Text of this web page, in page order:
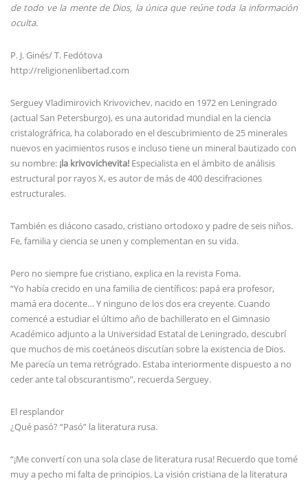
de todo ve la mente de Dios, la única que reúne toda la información
oculta.
P. J. Ginés/ T. Fedótova
http://religionenlibertad.com
Serguey Vladimirovich Krivovichev, nacido en 1972 en Leningrado
(actual San Petersburgo), es una autoridad mundial en la ciencia
cristalográfrica, ha colaborado en el descubrimiento de 25 minerales
nuevos en yacimientos rusos e incluso tiene un mineral bautizado con
su nombre: ¡la krivovichevita! Especialista en el ámbito de análisis
estructural por rayos X, es autor de más de 400 descifraciones
estructurales.
También es diácono casado, cristiano ortodoxo y padre de seis niños.
Fe, familia y ciencia se unen y complementan en su vida.
Pero no siempre fue cristiano, explica en la revista Foma.
“Yo había crecido en una familia de científicos: papá era profesor,
mamá era docente… Y ninguno de los dos era creyente. Cuando
comencé a estudiar el último año de bachillerato en el Gimnasio
Académico adjunto a la Universidad Estatal de Leningrado, descubrí
que muchos de mis coetáneos discutían sobre la existencia de Dios.
Me parecía un tema retrógrado. Estaba interiormente dispuesto a no
ceder ante tal obscurantismo”, recuerda Serguey.
El resplandor
¿Qué pasó? “Pasó” la literatura rusa.
“¡Me convertí con una sola clase de literatura rusa! Recuerdo que tomé
muy a pecho mi falta de principios. La visión cristiana de la literatura